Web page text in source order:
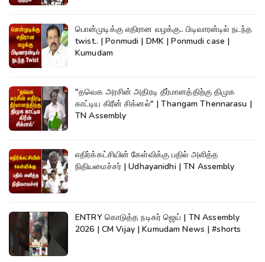
பொன்முடிக்கு எதிரான வழக்கு.. பிடிவாரன்டில் நடந்த
twist.. | Ponmudi | DMK | Ponmudi case |
Kumudam
"தவெக அரசின் அதிரடி தீர்மானத்திற்கு திமுக
காட்டிய கிரீன் சிக்னல்" | Thangam Thennarasu |
TN Assembly
எதிர்க்கட்சியின் கேள்விக்கு பதில் அளித்த
நிதியமைச்சர் | Udhayanidhi | TN Assembly
ENTRY கொடுத்த நடிகர் ஜெய் | TN Assembly
2026 | CM Vijay | Kumudam News | #shorts